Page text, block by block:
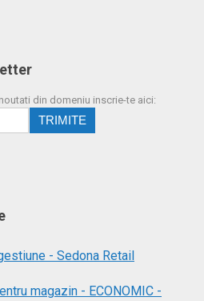
din domeniu inscrie-te aici:
- Sedona Retail
magazin - ECONOMIC -